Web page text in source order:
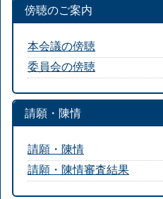
傍聴のご案内
本会議の傍聴
委員会の傍聴
請願・陳情
請願・陳情
請願・陳情審査結果